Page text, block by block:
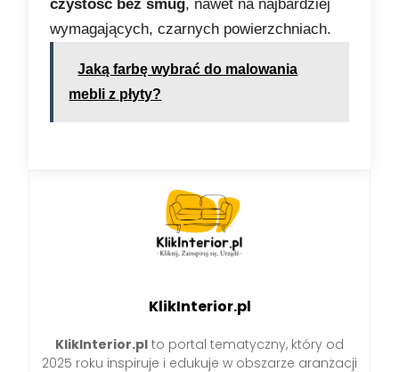
czystość bez smug, nawet na najbardziej
wymagających, czarnych powierzchniach.
Jaką farbę wybrać do malowania
mebli z płyty?
KlikInterior.pl
KlikInterior.pl to portal tematyczny, który od
2025 roku inspiruje i edukuje w obszarze aranżacji